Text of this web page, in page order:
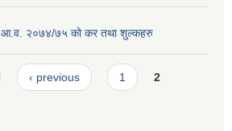
आ.व. २०७४/७५ को कर तथा शुल्कहरु
‹ previous 1 2